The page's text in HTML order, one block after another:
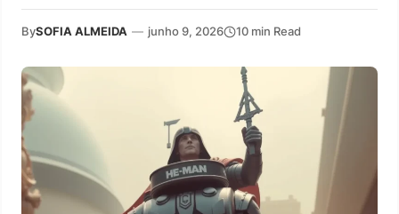
BySOFIA ALMEIDA — junho 9, 2026 10 min Read